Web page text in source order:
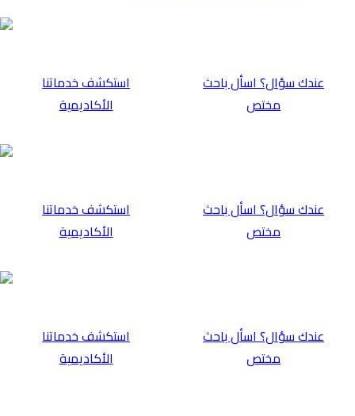
⁠استكشف خدماتنا
الأكاديمية
عندك سؤال؟ اسأل باحث
مختص
⁠استكشف خدماتنا
الأكاديمية
عندك سؤال؟ اسأل باحث
مختص
⁠استكشف خدماتنا
الأكاديمية
عندك سؤال؟ اسأل باحث
مختص